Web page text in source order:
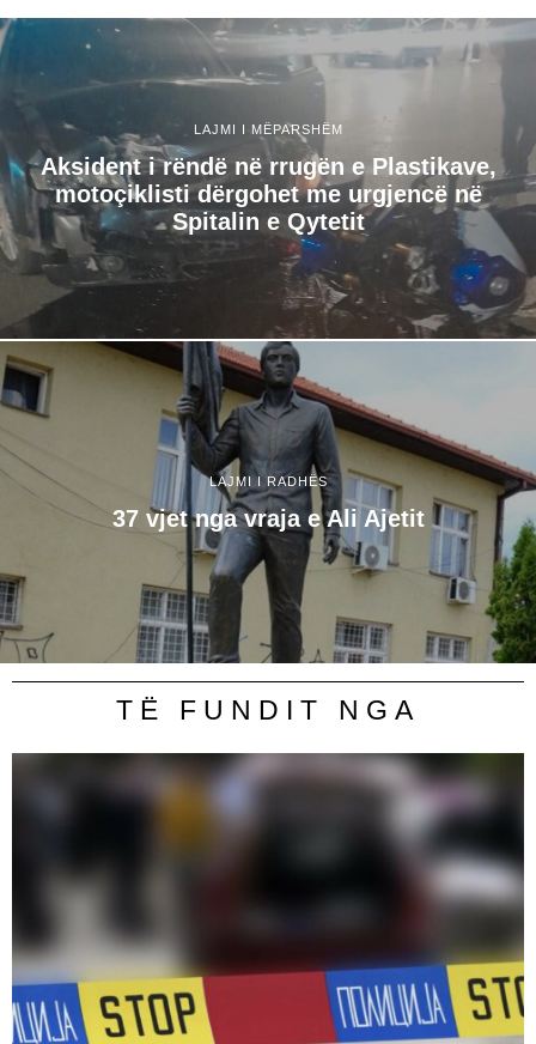
LAJMI I MËPARSHËM
Aksident i rëndë në rrugën e Plastikave,
motoçiklisti dërgohet me urgjencë në
Spitalin e Qytetit
LAJMI I RADHËS
​37 vjet nga vraja e Ali Ajetit
TË FUNDIT NGA